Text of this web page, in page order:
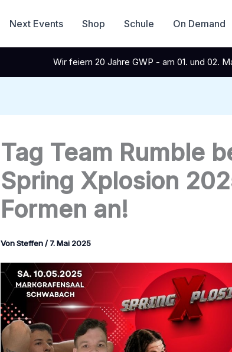
Next Events Shop Schule On Demand
Wir feiern 20 Jahre GWP - am 01. und 02.
Tag Team Rumble
Spring Xplosion
Formen an!
VonSteffen/ 7. Mai 2025